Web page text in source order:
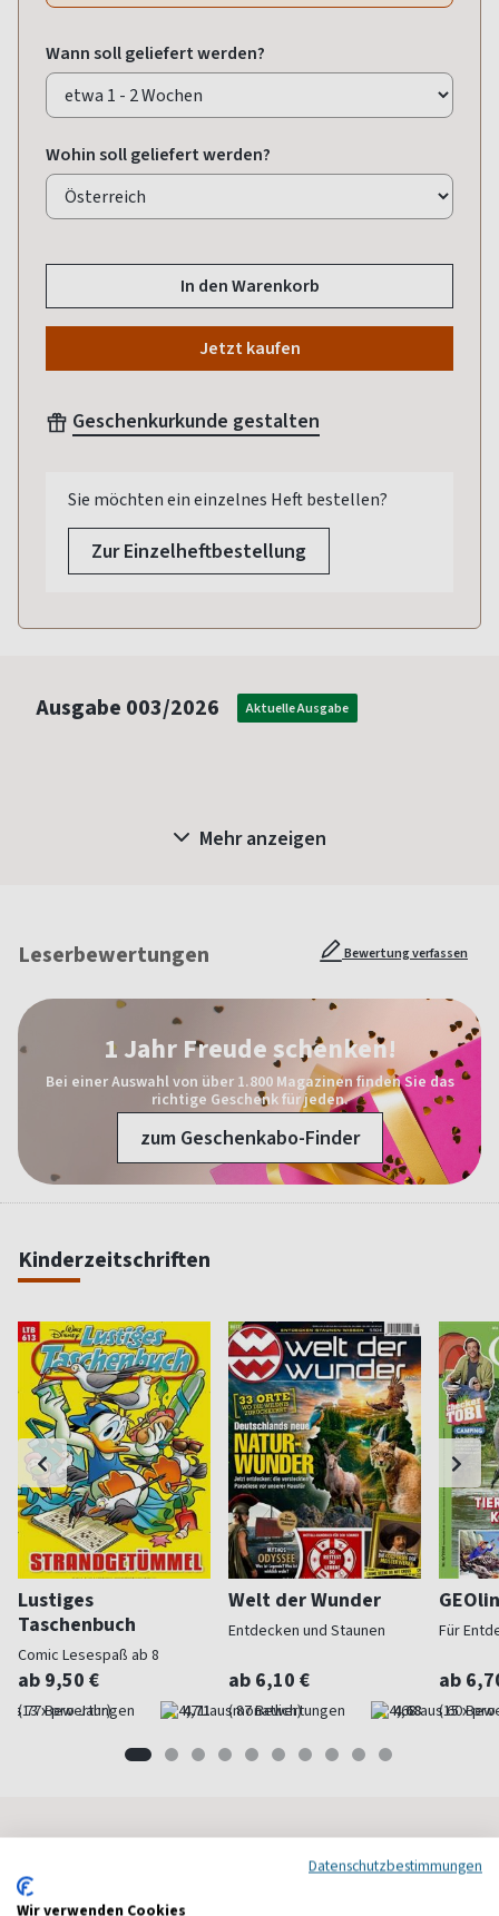
Wann soll geliefert werden?
Wohin soll geliefert werden?
In den Warenkorb
Jetzt kaufen
Geschenkurkunde gestalten
Sie möchten ein einzelnes Heft bestellen?
Zur Einzelheftbestellung
Ausgabe 003/2026 Aktuelle Ausgabe
Mehr anzeigen
Leserbewertungen Bewertung verfassen
1 Jahr Freude schenken!
Bei einer Auswahl von über 1.800 Magazinen finden Sie das
richtige Geschenk für jeden.
zum Geschenkabo-Finder
Kinderzeitschriften
Lustiges
Taschenbuch
Comic Lesespaß ab 8
ab 9,50 €
(13 x pro Jahr) 4,71
Welt der Wunder
Entdecken und Staunen
ab 6,10 €
(monatlich) 4,68
Für
ab
(15 x
Datenschutzbestimmungen
Wir verwenden Cookies